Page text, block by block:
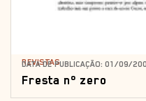
REVISTAS
DATA DE PUBLICAÇÃO: 01/09/
Fresta nº zero